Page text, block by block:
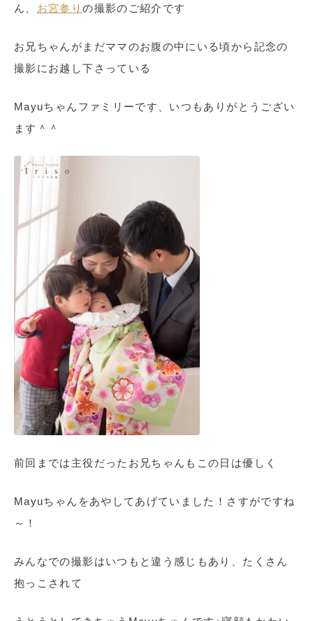
ん、 お宮参りの撮影のご紹介です
お兄ちゃんがまだママのお腹の中にいる頃から記念の
撮影にお越し下さっている
Mayuちゃんファミリーです、いつもありがとうござい
ます＾＾
前回までは主役だったお兄ちゃんもこの日は優しく
Mayuちゃんをあやしてあげていました！さすがですね
～！
みんなでの撮影はいつもと違う感じもあり、たくさん
抱っこされて